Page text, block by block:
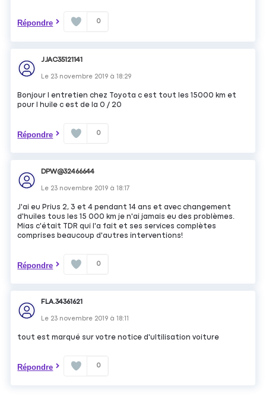
Répondre 0
JJAC35121141
Le 23 novembre 2019 à18:29
Bonjour l entretien chez Toyota c est tout les 15000 km et
pour l huile c est de la 0 / 20
Répondre 0
DPW@32466644
Le 23 novembre 2019 à18:17
J'ai eu Prius 2, 3 et 4 pendant 14 ans et avec changement
d'huiles tous les 15 000 km je n'ai jamais eu des problèmes.
Mias c'était TDR qui l'a fait et ses services complètes
comprises beaucoup d'autres interventions!
Répondre 0
FLA.34361621
Le 23 novembre 2019 à18:11
tout est marqué sur votre notice d'ultilisation voiture
Répondre 0